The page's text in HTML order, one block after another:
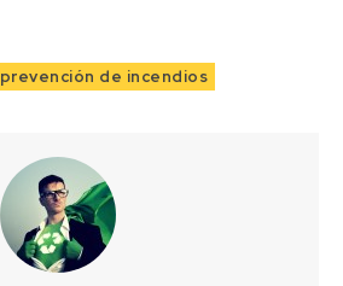
prevención de incendios